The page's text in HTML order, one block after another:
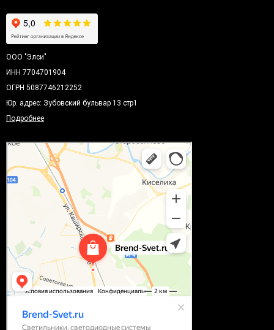
ООО "Элси"
ИНН 7704701904
ОГРН 5087746212252
Юр. адрес: Зубовский бульвар 13 стр1
Подробнее